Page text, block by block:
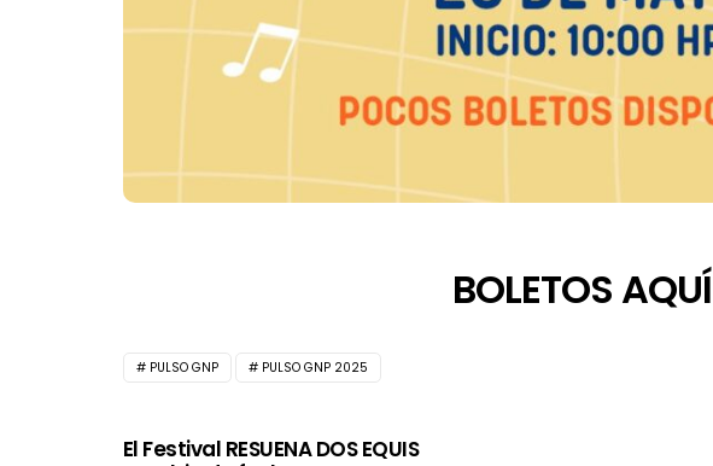
BOLETOS AQUÍ
PULSO GNP PULSO GNP 2025
El Festival RESUENA DOS EQUIS